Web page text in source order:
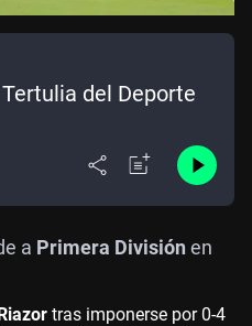
del Deporte
a Primera Divisiónen
tras imponerse por 0-4